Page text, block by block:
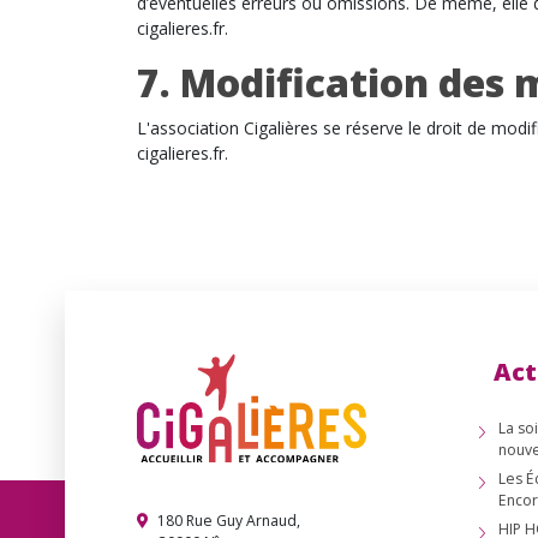
cigalieres.fr.
7. Modification des
L'association Cigalières se réserve le droit de
cigalieres.fr.
180 Rue Guy Arnaud,
La
Les
HIP